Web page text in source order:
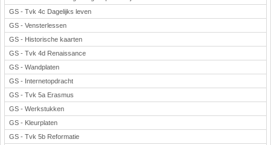
GS - Tvk 4c Dagelijks leven
GS - Vensterlessen
GS - Historische kaarten
GS - Tvk 4d Renaissance
GS - Wandplaten
GS - Internetopdracht
GS - Tvk 5a Erasmus
GS - Werkstukken
GS - Kleurplaten
GS - Tvk 5b Reformatie